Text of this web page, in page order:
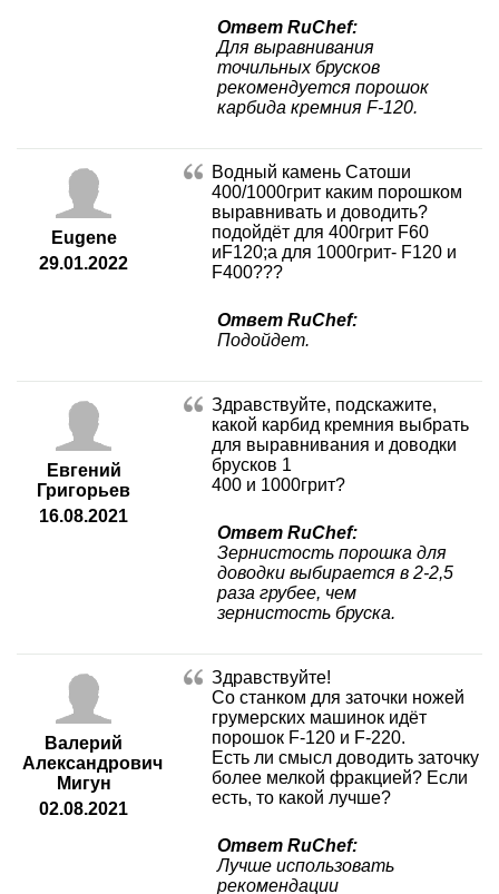
Ответ RuChef:
Для выравнивания
точильных брусков
рекомендуется порошок
карбида кремния F-120.
Eugene
29.01.2022
Водный камень Сатоши
400/1000грит каким порошком
выравнивать и доводить?
подойдёт для 400грит F60
иF120;а для 1000грит- F120 и
F400???
Ответ RuChef:
Подойдет.
Евгений
Григорьев
16.08.2021
Здравствуйте, подскажите,
какой карбид кремния выбрать
для выравнивания и доводки
брусков 1
400 и 1000грит?
Ответ RuChef:
Зернистость порошка для
доводки выбирается в 2-2,5
раза грубее, чем
зернистость бруска.
Валерий
Александрович
Мигун
02.08.2021
Здравствуйте!
Со станком для заточки ножей
грумерских машинок идёт
порошок F-120 и F-220.
Есть ли смысл доводить заточку
более мелкой фракцией? Если
есть, то какой лучше?
Ответ RuChef:
Лучше использовать
рекомендации